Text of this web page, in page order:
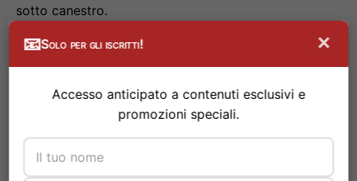
sotto canestro.
📧Solo per gli iscritti! ×
Accesso anticipato a contenuti esclusivi e
promozioni speciali.